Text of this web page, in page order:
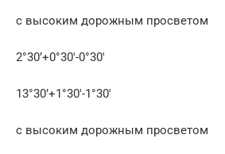
с высоким дорожным просветом
2°30’+0°30′-0°30′
13°30’+1°30′-1°30′
с высоким дорожным просветом